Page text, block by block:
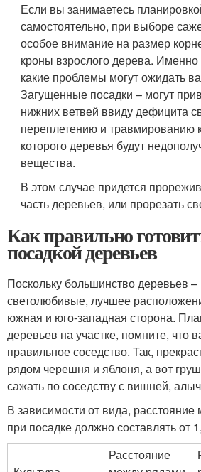
Если вы занимаетесь
самостоятельно, при выборе
особое внимание на размер
кроны взрослого дерева. Именно
какие проблемы могут ожидать
Загущенные посадки – могут
нижних ветвей ввиду дефицита
переплетению и травмированию
которого деревья будут
вещества.
В этом случае придется
часть деревьев, или прорезать
Как правильно
посадкой деревьев
Поскольку большинство деревьев –
светолюбивые, лучшее
южная и юго-западная сторона.
деревьев на участке, помните, что
правильное соседство. Так,
рядом черешня и яблоня, а вот
сажать по соседству с вишней,
В зависимости от вида,
при посадке должно составлять от
Расстояние